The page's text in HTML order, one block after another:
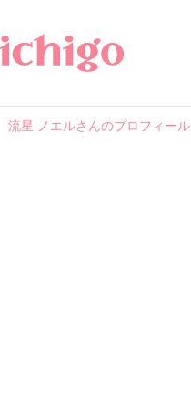
流星 ノエルさんのプロフィール